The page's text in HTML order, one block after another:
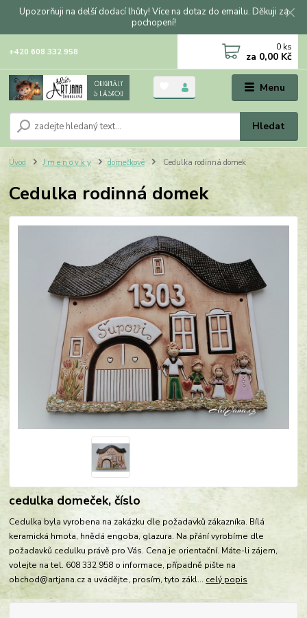
Upozorňuji na delší dodací lhůty! Více na dotaz do emailu. Děkuji za
pochopení!
Menu
Hledat
+420 608 332 958 0 ks
za 0,00 Kč
Úvod J m e n o v k y domečkové Cedulka rodinná domek
Cedulka rodinná domek
cedulka domeček, číslo
Cedulka byla vyrobena na zakázku dle požadavků zákazníka. Bílá
keramická hmota, hnědá engoba, glazura. Na přání vyrobíme dle
požadavků cedulku právě pro Vás. Cena je orientační. Máte-li zájem,
volejte na tel. 608 332 958 o informace, případně pište na
obchod@artjana.cz a uvádějte, prosím, tyto zákl... celý popis